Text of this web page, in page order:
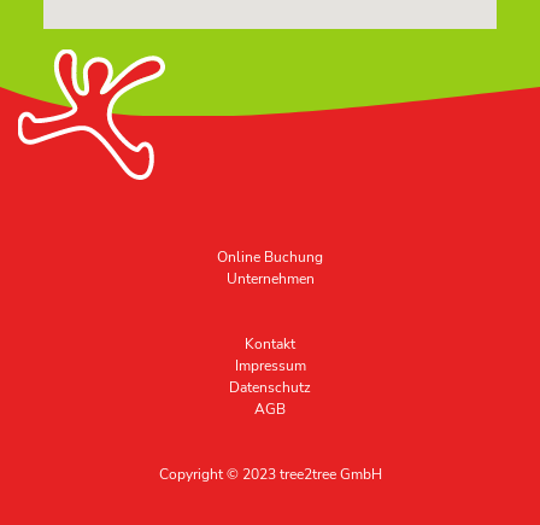
Copyright © 2023 tree2tree GmbH
Online Buchung
Unternehmen
Kontakt
Impressum
Datenschutz
AGB